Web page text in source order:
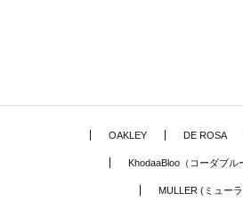
OAKLEY DE ROSA
KhodaaBloo（コーダブル
MULLER (ミュー